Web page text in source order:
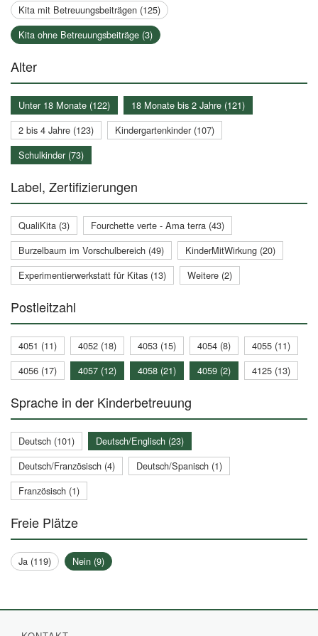
Kita mit Betreuungsbeiträgen (125)
Kita ohne Betreuungsbeiträge (3)
Alter
Unter 18 Monate (122)
18 Monate bis 2 Jahre (121)
2 bis 4 Jahre (123)
Kindergartenkinder (107)
Schulkinder (73)
Label, Zertifizierungen
QualiKita (3)
Fourchette verte - Ama terra (43)
Burzelbaum im Vorschulbereich (49)
KinderMitWirkung (20)
Experimentierwerkstatt für Kitas (13)
Weitere (2)
Postleitzahl
4051 (11) 4052 (18) 4053 (15) 4054 (8)
4055 (11)
4056 (17)
4057 (12) 4058 (21) 4059 (2) 4125 (13)
Sprache in der Kinderbetreuung
Deutsch (101)
Deutsch/Englisch (23)
Deutsch/Französisch (4)
Deutsch/Spanisch (1)
Französisch (1)
Freie Plätze
Ja (119) Nein (9)